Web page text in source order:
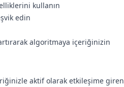
kullanın
edin
algoritmaya içeriğinizin
aktif olarak etkileşime giren